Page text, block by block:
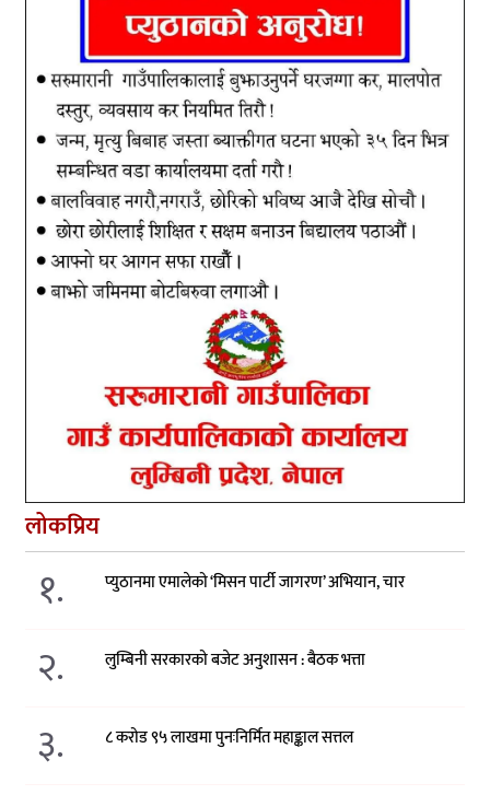
लोकप्रिय
१. प्युठानमा एमालेको ‘मिसन पार्टी जागरण’ अभियान, चार
२. लुम्बिनी सरकारको बजेट अनुशासन : बैठक भत्ता
३. ८ करोड ९५ लाखमा पुनःनिर्मित महाङ्काल सत्तल